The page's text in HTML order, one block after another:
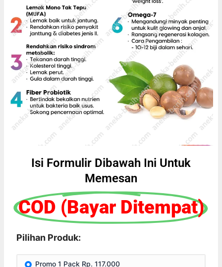
Isi Formulir Dibawah Ini Untuk
Memesan
COD (Bayar Ditempat)
Pilihan Produk:
Promo 1 Pack Rp. 117.000